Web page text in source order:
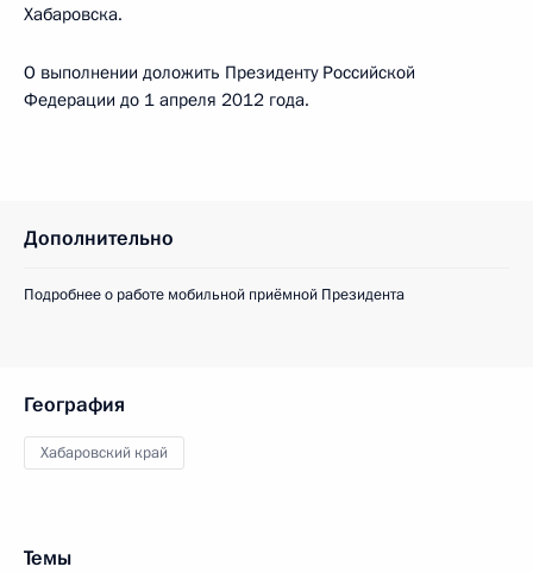
Хабаровска.
О выполнении доложить Президенту Российской
Федерации до 1 апреля 2012 года.
Дополнительно
Подробнее о работе мобильной приёмной Президента
География
Хабаровский край
Темы